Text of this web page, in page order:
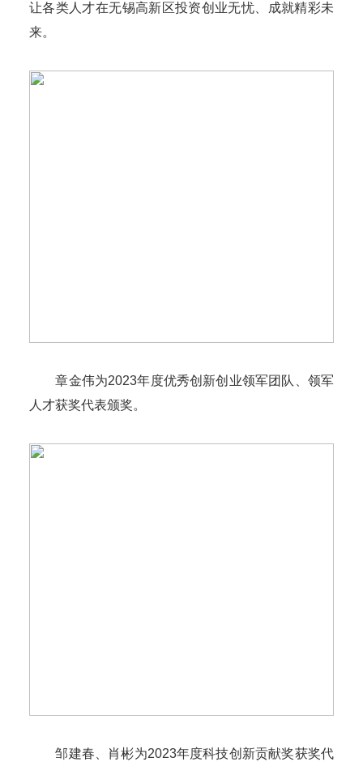
让各类人才在无锡高新区投资创业无忧、成就精彩未
来。
章金伟为2023年度优秀创新创业领军团队、领军
人才获奖代表颁奖。
邹建春、肖彬为2023年度科技创新贡献奖获奖代